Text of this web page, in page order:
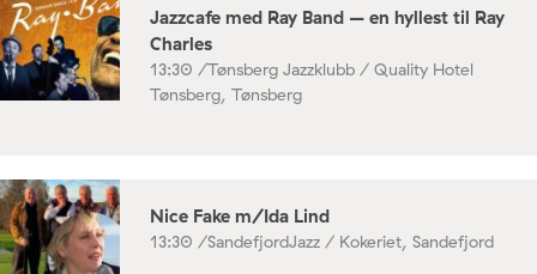
Jazzcafe med Ray Band – en hyllest til Ray
Charles
13:30 /Tønsberg Jazzklubb / Quality Hotel
Tønsberg, Tønsberg
Nice Fake m/Ida Lind
13:30 /SandefjordJazz / Kokeriet, Sandefjord